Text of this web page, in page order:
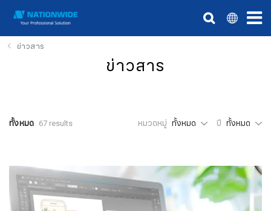
ข่าวสาร
ข่าวสาร
ทั้งหมด 67 results หมวดหมู่ ทั้งหมด ปี ทั้งหมด